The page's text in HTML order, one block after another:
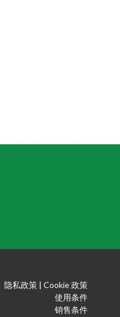
隐私政策| Cookie 政策
使用条件
销售条件